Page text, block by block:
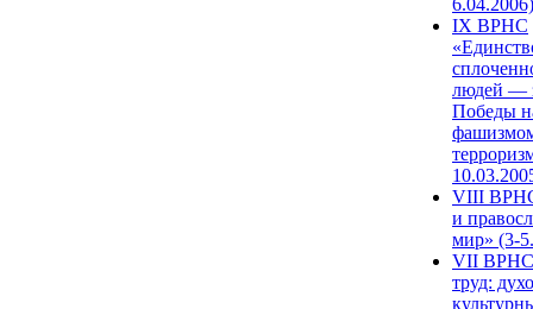
6.04.2006)
IX ВРНС
людей —
Победы
VIII
и
мир» (3-
VII ВРНС
труд: